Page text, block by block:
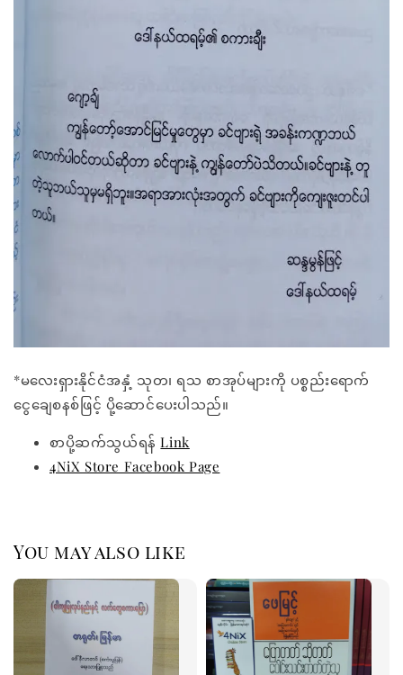
*မလေးရှားနိုင်ငံအနှံ့ သုတ၊ ရသ စာအုပ်များကို ပစ္စည်းရောက်
ငွေချေစနစ်ဖြင့် ပို့ဆောင်ပေးပါသည်။
စာပို့ဆက်သွယ်ရန်Link
4NiX Store Facebook Page
You may also like